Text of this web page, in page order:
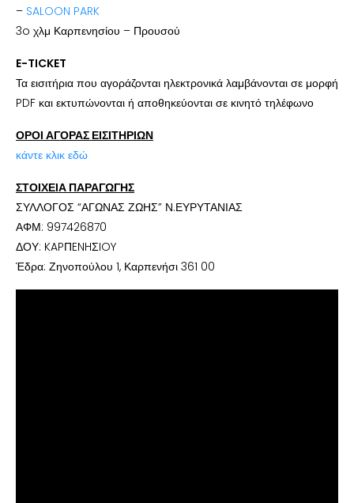
– SALOON PARK
3o χλμ Καρπενησίου – Προυσού
E-TICKET
Τα εισιτήρια που αγοράζονται ηλεκτρονικά λαμβάνονται σε μορφή
PDF και εκτυπώνονται ή αποθηκεύονται σε κινητό τηλέφωνο
ΟΡΟΙ ΑΓΟΡΑΣ ΕΙΣΙΤΗΡΙΩΝ
κάντε κλικ εδώ
ΣΤΟΙΧΕΙΑ ΠΑΡΑΓΩΓΗΣ
ΣΥΛΛΟΓΟΣ “ΑΓΩΝΑΣ ΖΩΗΣ” Ν.ΕΥΡΥΤΑΝΙΑΣ
ΑΦΜ: 997426870
ΔΟΥ: KAPΠENHΣIOY
Έδρα: Ζηνοπούλου 1, Καρπενήσι 361 00